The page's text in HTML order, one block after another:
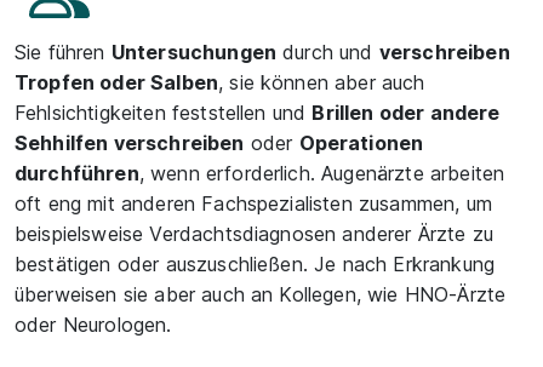
Sie führen Untersuchungen durch und verschreiben
Tropfen oder Salben, sie können aber auch
Fehlsichtigkeiten feststellen und Brillen oder andere
Sehhilfen verschreiben oder Operationen
durchführen, wenn erforderlich. Augenärzte arbeiten
oft eng mit anderen Fachspezialisten zusammen, um
beispielsweise Verdachtsdiagnosen anderer Ärzte zu
bestätigen oder auszuschließen. Je nach Erkrankung
überweisen sie aber auch an Kollegen, wie HNO-Ärzte
oder Neurologen.